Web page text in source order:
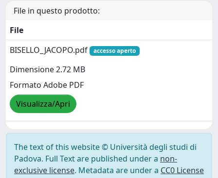
File in questo prodotto:
File
BISELLO_JACOPO.pdf
accesso aperto
Dimensione 2.72 MB
Formato Adobe PDF
Visualizza/Apri
The text of this website © Università degli studi di
Padova. Full Text are published under a non-
exclusive license. Metadata are under a CC0 License